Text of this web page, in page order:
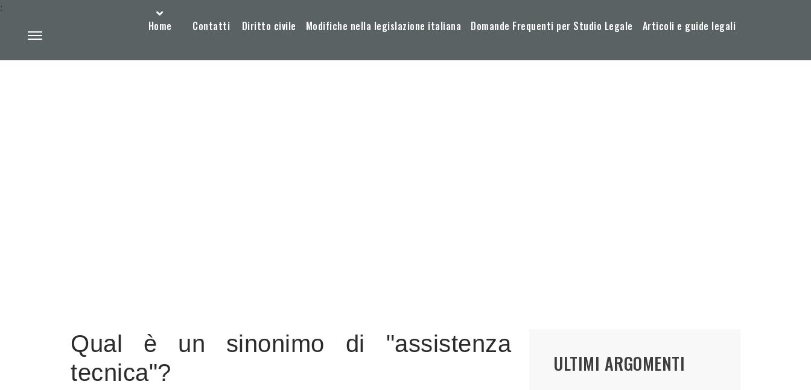
Home Contatti Diritto civile Modifiche nella legislazione italiana Domande Frequenti per Studio Legale Articoli e guide legali
:
Qual è un sinonimo di "assistenza
tecnica"?
ULTIMI ARGOMENTI